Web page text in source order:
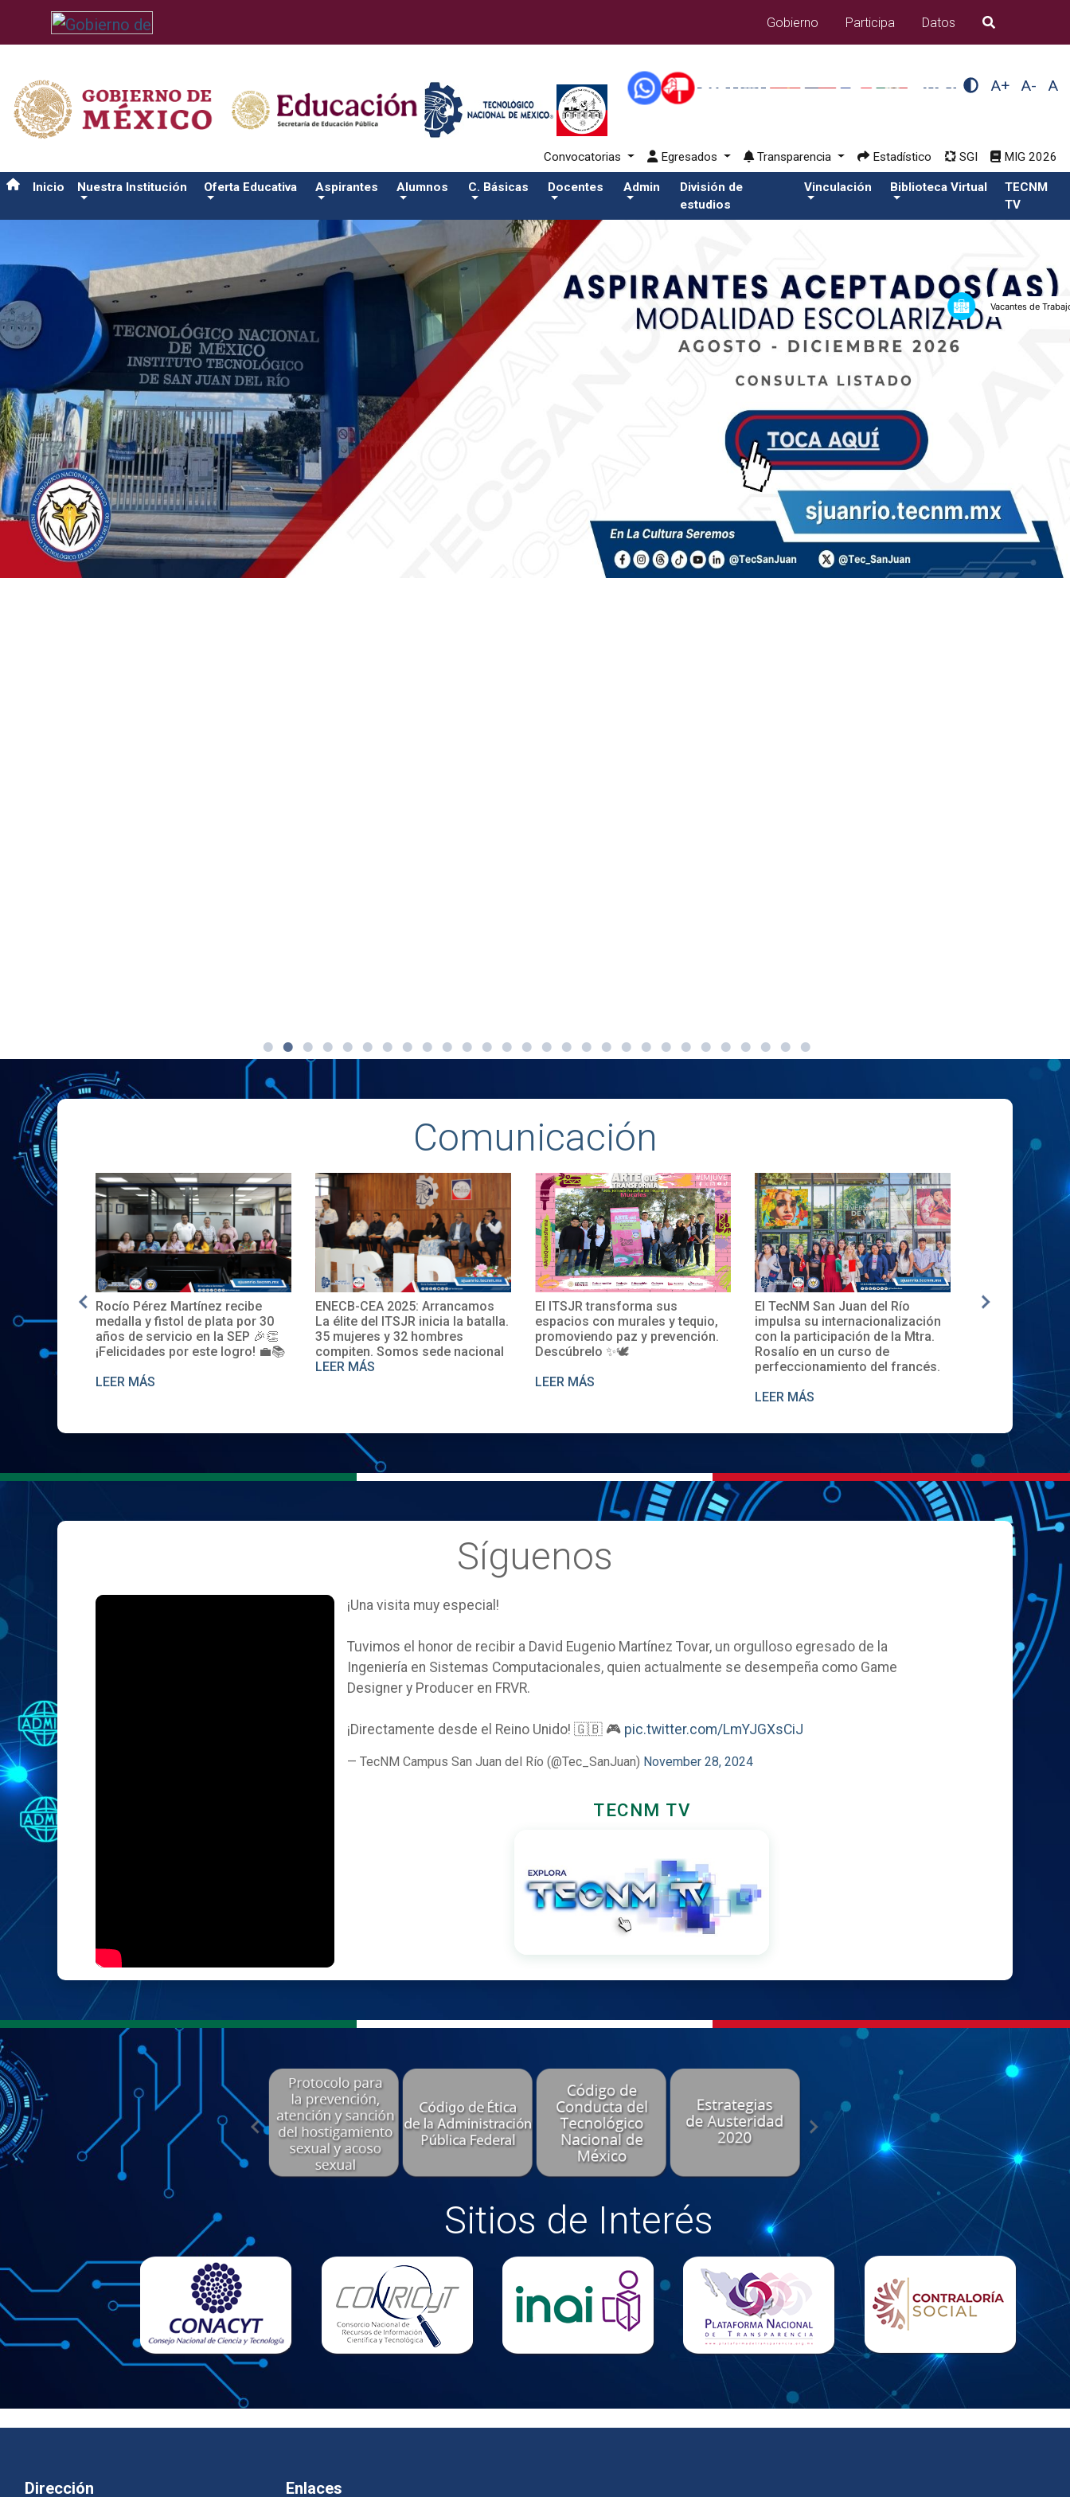
/usr/bin/ruby /www/wwwroot/sjuanrio.tecnm.mx/api/article.rb 43-alumnos/pdfSalida del comando:
Gobierno
Participa Datos B�squeda
A+ A- A
Convocatorias Egresados Transparencia Estadístico SGI MIG 2026
Inicio Nuestra Institución Oferta Educativa Aspirantes Alumnos C. Básicas Docentes Admin
División de
estudios
Vinculación Biblioteca Virtual
TECNM
TV
Comunicación
EE.UU.
Rocío Pérez Martínez recibe
medalla y fistol de plata por 30
años de servicio en la SEP 🎉👏
¡Felicidades por este logro! 💼📚
LEER MÁS
ENECB-CEA 2025: Arrancamos
La élite del ITSJR inicia la batalla.
35 mujeres y 32 hombres
compiten. Somos sede nacional
LEER MÁS
El ITSJR transforma sus
espacios con murales y tequio,
promoviendo paz y prevención.
Descúbrelo ✨🕊
LEER MÁS
El TecNM San Juan del Río
impulsa su internacionalización
con la participación de la Mtra.
Rosalío en un curso de
perfeccionamiento del francés.
LEER MÁS
✨🎓Toma de
Síguenos
¡Una visita muy especial!
Tuvimos el honor de recibir a David Eugenio Martínez Tovar, un orgulloso egresado de la
Ingeniería en Sistemas Computacionales, quien actualmente se desempeña como Game
Designer y Producer en FRVR.
¡Directamente desde el Reino Unido! 🇬🇧 🎮 pic.twitter.com/LmYJGXsCiJ
— TecNM Campus San Juan del Río (@Tec_SanJuan) November 28, 2024
TECNM TV
Sitios de Interés
Dirección Enlaces